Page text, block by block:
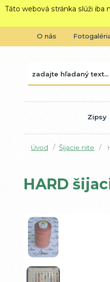
Táto webová stránka slúži
O nás
Zipsy
Úvod Šijacie nite
HARD